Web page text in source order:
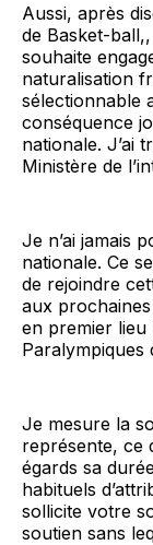
Aussi, après
de Basket-
souhaite
naturalisation
sélectionnable
conséquence
nationale. J’ai
Ministère de
Je n’ai jamais
nationale. Ce
de rejoindre
aux
en premier lieu
Paralympiques
Je mesure la
représente, ce
égards sa
habituels
sollicite votre
soutien sans